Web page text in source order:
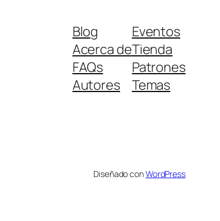
Blog
Acerca de
FAQs
Autores
Eventos
Tienda
Patrones
Temas
Diseñado conWordPress